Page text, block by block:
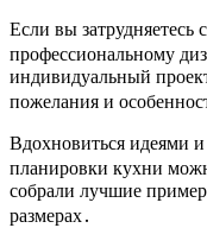
Если вы затрудняетесь
профессиональному
индивидуальный
пожелания и
Вдохновиться идеями
планировки кухни
собрали лучшие
размерах․